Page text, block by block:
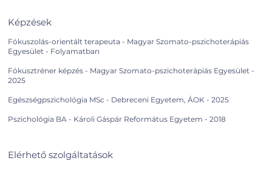
Képzések
Fókuszolás-orientált terapeuta - Magyar Szomato-pszichoterápiás
Egyesület - Folyamatban
Fókusztréner képzés - Magyar Szomato-pszichoterápiás Egyesület -
2025
Egészségpszichológia MSc - Debreceni Egyetem, ÁOK - 2025
Pszichológia BA - Károli Gáspár Református Egyetem - 2018
Elérhető szolgáltatások